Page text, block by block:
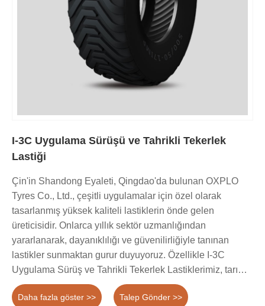
I-3C Uygulama Sürüşü ve Tahrikli Tekerlek
Lastiği
Çin'in Shandong Eyaleti, Qingdao'da bulunan OXPLO
Tyres Co., Ltd., çeşitli uygulamalar için özel olarak
tasarlanmış yüksek kaliteli lastiklerin önde gelen
üreticisidir. Onlarca yıllık sektör uzmanlığından
yararlanarak, dayanıklılığı ve güvenilirliğiyle tanınan
lastikler sunmaktan gurur duyuyoruz. Özellikle I-3C
Uygulama Sürüş ve Tahrikli Tekerlek Lastiklerimiz, tarım
makinelerinin zorlu taleplerini karşılamak ve çeşitli tarım
operasyonlarında optimum performansı sağlamak üzere
Daha fazla göster >> Talep Gönder >>